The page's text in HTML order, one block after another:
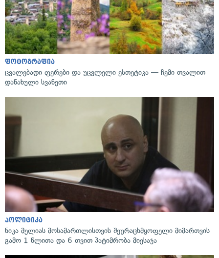
ფოტოგრაფია
ცვალებადი ფერები და უცვლელი ესთეტიკა — ჩემი თვალით
დანახული სვანეთი
პოლიტიკა
ნიკა მელიას მოსამართლისთვის შეურაცხმყოფელი მიმართვის
გამო 1 წლითა და 6 თვით პატიმრობა მიესაჯა